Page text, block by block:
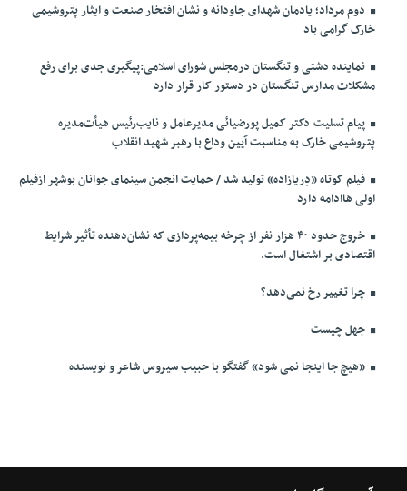
دوم مرداد؛ یادمان شهدای جاودانه و نشان افتخار صنعت و ایثار پتروشیمی
خارک گرامی باد
نماینده دشتی و تنگستان درمجلس شورای اسلامی:پیگیری جدی برای رفع
مشکلات مدارس تنگستان در دستور کار قرار دارد
پیام تسلیت دکتر کمیل پورضیائی مدیرعامل و نایب‌رئیس هیأت‌مدیره
پتروشیمی خارک به مناسبت آیین وداع با رهبر شهید انقلاب
فیلم کوتاه «دِریازاده» تولید شد / حمایت انجمن سینمای جوانان بوشهر ازفیلم
اولی هاادامه دارد
خروج حدود ۴۰ هزار نفر از چرخه بیمه‌پردازی که نشان‌دهنده تأثیر شرایط
اقتصادی بر اشتغال است.
چرا تغییر رخ نمی‌دهد؟
جهل چیست
«هیچ جا اینجا نمی شود» گفتگو با حبیب سیروس شاعر و نویسنده